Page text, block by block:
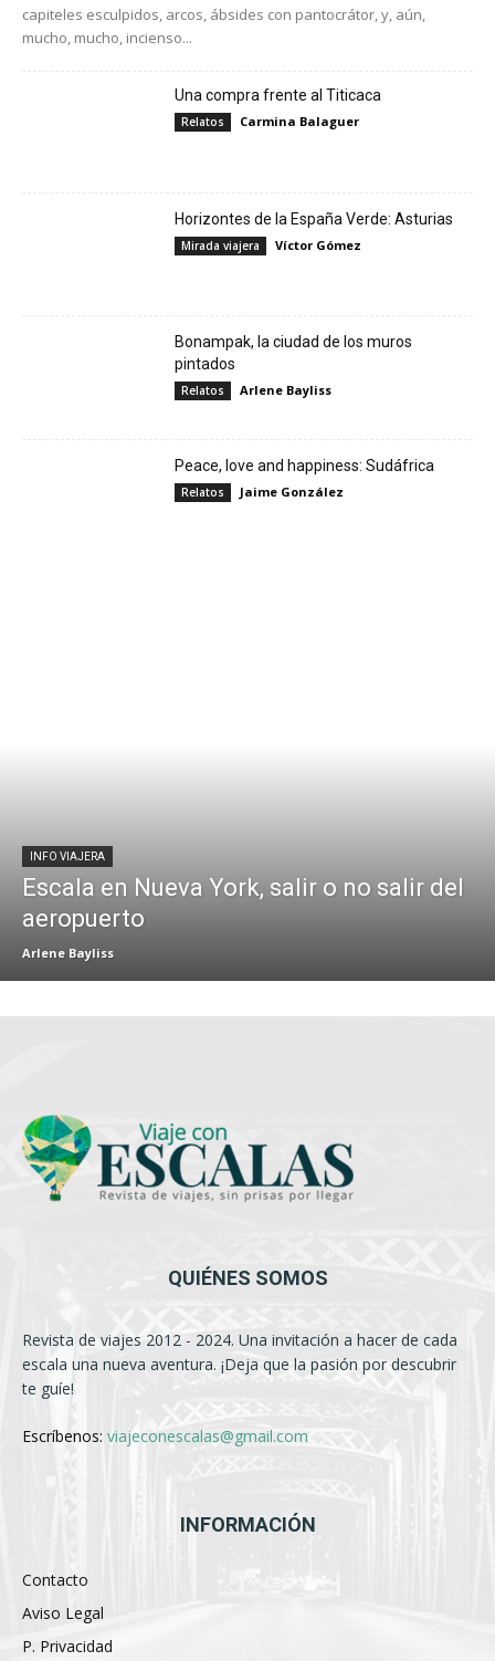
capiteles esculpidos, arcos, ábsides con pantocrátor, y, aún,
mucho, mucho, incienso...
Una compra frente al Titicaca
Relatos Carmina Balaguer
Horizontes de la España Verde: Asturias
Mirada viajera Víctor Gómez
Bonampak, la ciudad de los muros
pintados
Relatos Arlene Bayliss
Peace, love and happiness: Sudáfrica
Relatos Jaime González
INFO VIAJERA
Escala en Nueva York, salir o no salir del
aeropuerto
Arlene Bayliss
QUIÉNES SOMOS
Revista de viajes 2012 - 2024. Una invitación a hacer de cada
escala una nueva aventura. ¡Deja que la pasión por descubrir
te guíe!
Escríbenos: viajeconescalas@gmail.com
INFORMACIÓN
Contacto
Aviso Legal
P. Privacidad